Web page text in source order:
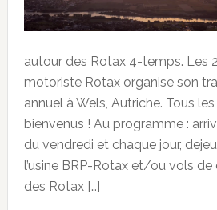
autour des Rotax 4-temps. Les
motoriste Rotax organise son
annuel à Wels, Autriche. Tous
bienvenus ! Au programme :
du vendredi et chaque jour,
l’usine BRP-Rotax et/ou vols
des Rotax […]